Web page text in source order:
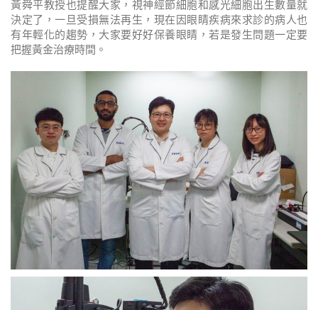
黃舜平教授也提醒大家，視神經節細胞和感光細胞出生數量就
決定了，一旦受損無法再生，現在因眼睛疾病來求診的病人也
有年輕化的趨勢，大家要好好保養眼睛，若是發生問題一定要
把握黃金治療時間。